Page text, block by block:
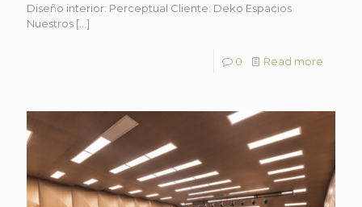
Diseño interior: Perceptual Cliente: Deko Espacios
Nuestros […]
0 Read more